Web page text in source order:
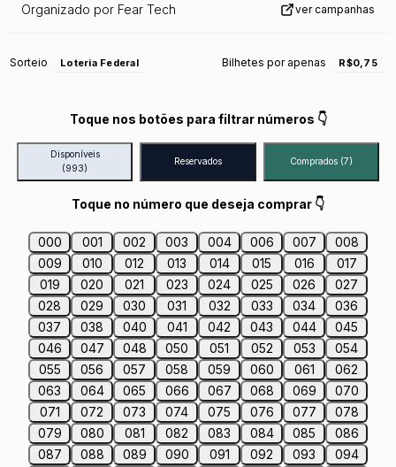
Organizado por Fear Tech ver campanhas
Sorteio Loteria Federal Bilhetes por apenas R$0,75
Toque nos botões para filtrar números 👇
Disponíveis
(993)
Reservados Comprados (7)
Toque no número que deseja comprar 👇
000 001 002 003 004 006 007
008
009
010 012 013 014 015 016
017
019
020 021 023 024 025 026
027
028
029 030 031 032 033 034
036
037
038 040 041 042 043 044
045
046
047 048 050 051 052 053
054
055
056 057 058 059 060 061
062
063
064 065 066 067 068 069
070
071
072 073 074 075 076 077
078
079
080 081 082 083 084 085
086
087
088 089 090 091 092 093
094